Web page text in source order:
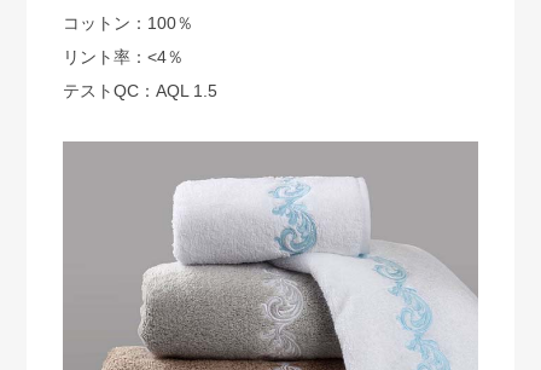
コットン：100％
リント率：<4％
テストQC：AQL 1.5